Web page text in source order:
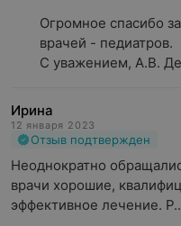
Огромное спасибо
врачей - педиатров.
С уважением, А.В.
Ирина
12 января 2023
Отзыв подтвержден
Неоднократно
врачи хорошие,
эффективное лечение.